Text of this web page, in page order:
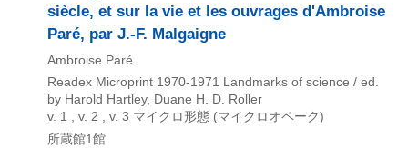
siècle, et sur la vie et les ouvrages d'Ambroise
Paré, par J.-F. Malgaigne
Ambroise Paré
Readex Microprint 1970-1971 Landmarks of science / ed.
by Harold Hartley, Duane H. D. Roller
v. 1 , v. 2 , v. 3 マイクロ形態 (マイクロオペーク)
所蔵館1館